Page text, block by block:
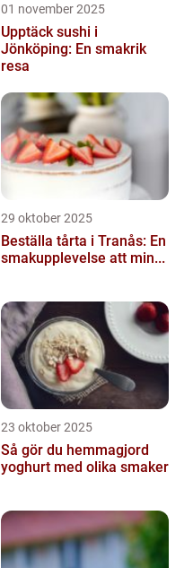
01 november 2025
Upptäck sushi i
Jönköping: En smakrik
resa
29 oktober 2025
Beställa tårta i Tranås: En
smakupplevelse att min...
23 oktober 2025
Så gör du hemmagjord
yoghurt med olika smaker